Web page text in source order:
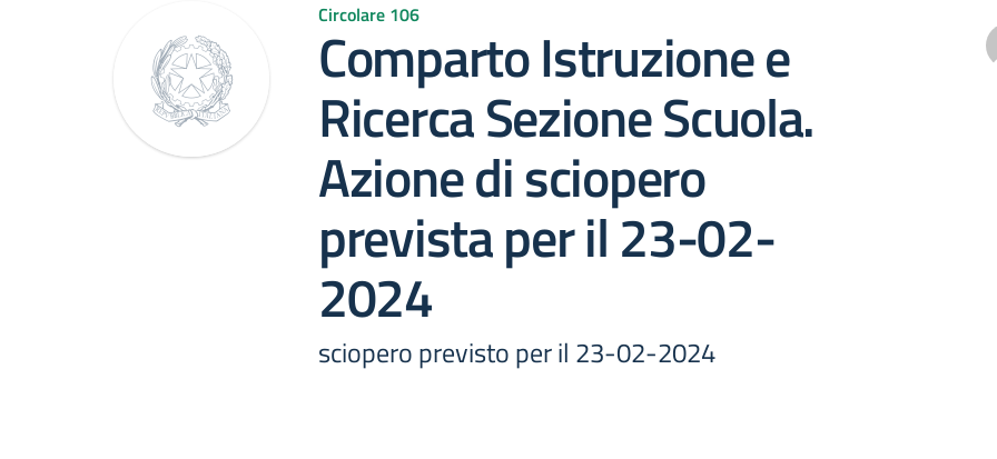
Circolare 106
Comparto Istruzione e
Ricerca Sezione Scuola.
Azione di sciopero
prevista per il 23-02-
2024
sciopero previsto per il 23-02-2024